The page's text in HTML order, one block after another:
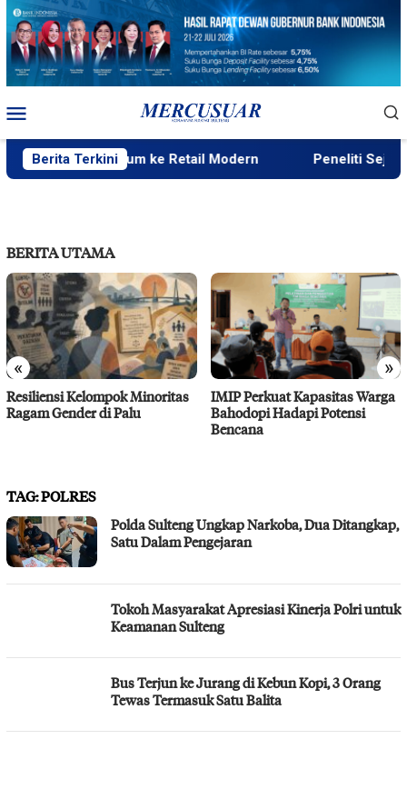
Loncat
konten
Mobile
Berita Terkini
Premium ke Retail Modern Peneliti Sejarah:
BERITA UTAMA
« »
Resiliensi Kelompok Minoritas
Ragam Gender di Palu
IMIP Perkuat Kapasitas Warga
Bahodopi Hadapi Potensi
Bencana
TAG:POLRES
Polda Sulteng Ungkap Narkoba, Dua Ditangkap,
Satu Dalam Pengejaran
Tokoh Masyarakat Apresiasi Kinerja Polri untuk
Keamanan Sulteng
Bus Terjun ke Jurang di Kebun Kopi, 3 Orang
Tewas Termasuk Satu Balita